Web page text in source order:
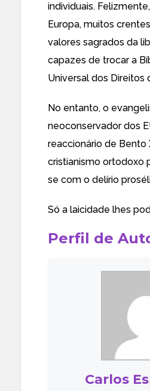
individuais.
Europa, muitos
valores sagrados da
capazes de trocar a
Universal dos Direitos
No entanto, o
neoconservador dos
reaccionário de Bento
cristianismo ortodoxo
se com o delírio
Só a laicidade lhes
Perfil de
Carlos